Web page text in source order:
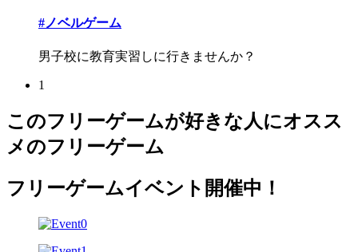
#ノベルゲーム
男子校に教育実習しに行きませんか？
1
このフリーゲームが好きな人にオスス
メのフリーゲーム
フリーゲームイベント開催中！